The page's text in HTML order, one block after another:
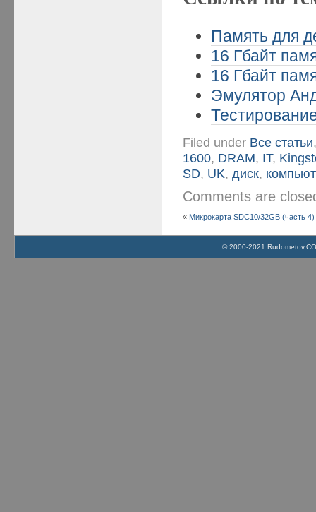
Память для
16 Гбайт
16 Гбайт
Эмулятор
Filed under Все статьи
1600, DRAM, IT,
SD, UK,диск,
Comments are
« Микрокарта SDC10/32GB (часть 4)
© 2000-2021